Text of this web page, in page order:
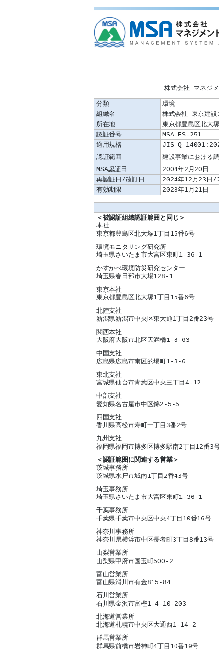
株式会社 マネジ
分類
環境
組織名
株式会社 東京建
所在地
東京都豊島区北大
認証番号
MSA-ES-251
適用規格
JIS Q
認証範囲
MSA認証日
2004年2月20日
再認証日/改訂日
2024年12月23日/
有効期限
2028年1月21日
＜被認証組織認証範囲と同じ＞
本社
東京都豊島区北大塚1丁目15番6号
環境モニタリング研究所
埼玉県さいたま市大宮区東町1-36-1
かすかべ環境防災研究センター
埼玉県春日部市大場128-1
東京本社
東京都豊島区北大塚1丁目15番6号
北陸支社
新潟県新潟市中央区東大通1丁目2番23号
関西本社
大阪府大阪市北区天満橋1-8-63
中国支社
広島県広島市南区的場町1-3-6
東北支社
宮城県仙台市青葉区中央三丁目4-12
中部支社
愛知県名古屋市中区錦2-5-5
四国支社
香川県高松市寿町一丁目3番2号
九州支社
福岡県福岡市博多区博多駅南2丁目12番3
＜認証範囲に関連する営業＞
茨城事務所
茨城県水戸市城南1丁目2番43号
埼玉事務所
埼玉県さいたま市大宮区東町1-36-1
千葉事務所
千葉県千葉市中央区中央4丁目10番16号
神奈川事務所
神奈川県横浜市中区長者町3丁目8番13号
山梨営業所
山梨県甲府市国玉町500-2
富山営業所
富山県滑川市有金815-84
石川営業所
石川県金沢市富樫1-4-10-203
北海道営業所
北海道札幌市中央区大通西1-14-2
群馬営業所
群馬県前橋市岩神町4丁目10番19号